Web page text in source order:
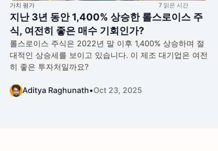
가치 평가 7 읽은 시간
지난 3년 동안 1,400% 상승한 롤스로이스 주
식, 여전히 좋은 매수 기회인가?
롤스로이스 주식은 2022년 말 이후 1,400% 상승하며 절
대적인 상승세를 보이고 있습니다. 이 제조 대기업은 여전
히 좋은 투자처일까요?
Aditya Raghunath•Oct 23, 2025